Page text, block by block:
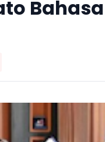
Bahasa